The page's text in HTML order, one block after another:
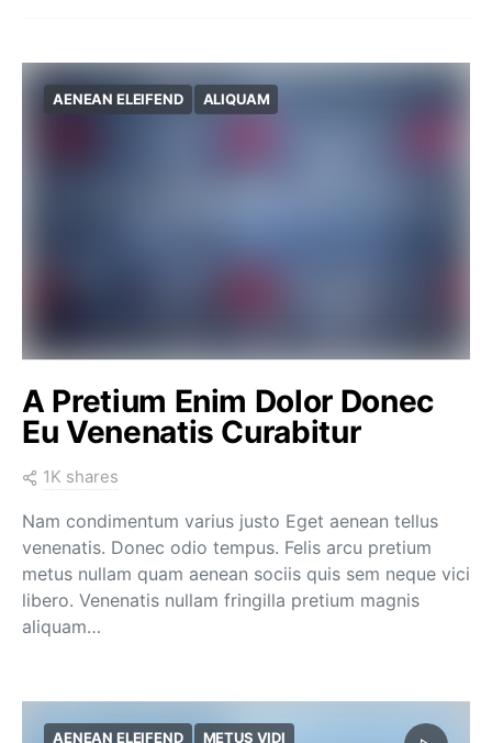
AENEAN ELEIFEND ALIQUAM
A Pretium Enim Dolor Donec
Eu Venenatis Curabitur
1K shares
Nam condimentum varius justo Eget aenean tellus
venenatis. Donec odio tempus. Felis arcu pretium
metus nullam quam aenean sociis quis sem neque vici
libero. Venenatis nullam fringilla pretium magnis
aliquam…
AENEAN ELEIFEND METUS VIDI